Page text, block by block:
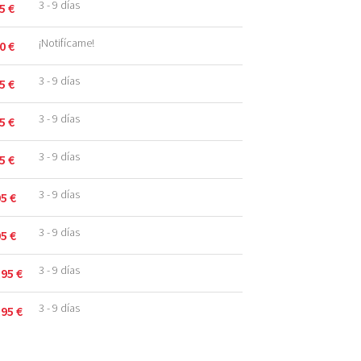
€ 3 - 9 días
€ ¡Notifícame!
€ 3 - 9 días
€ 3 - 9 días
€ 3 - 9 días
€ 3 - 9 días
€ 3 - 9 días
€ 3 - 9 días
€ 3 - 9 días